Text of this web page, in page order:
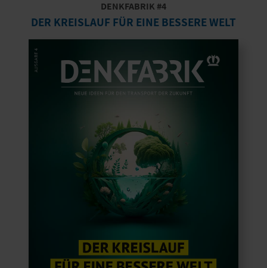
DENKFABRIK #4
DER KREISLAUF FÜR EINE BESSERE WELT